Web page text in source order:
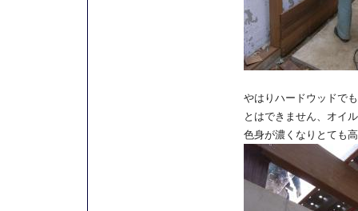
やはりハードウッドで
とはできません、オイ
色身が濃くなりとても